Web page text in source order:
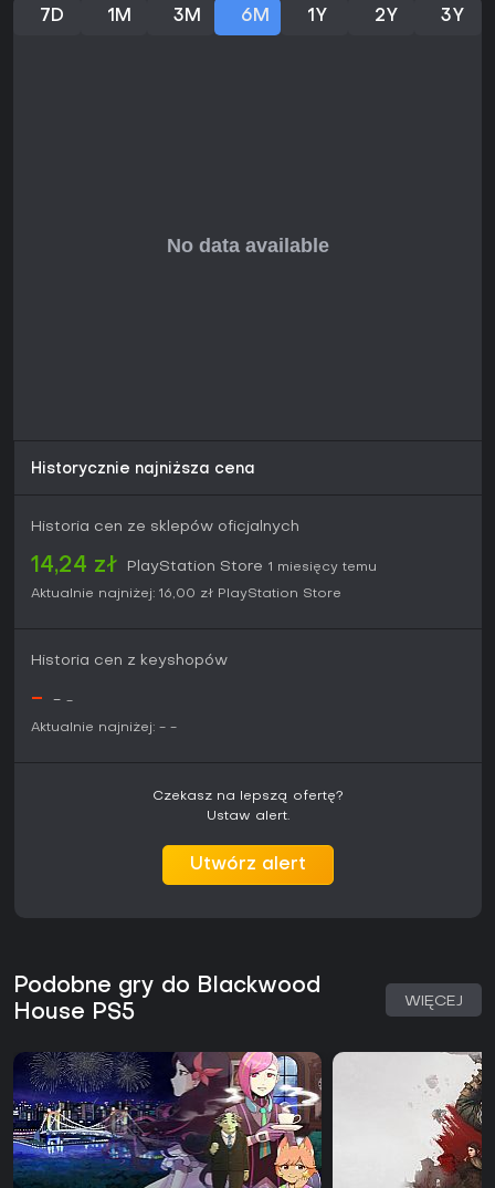
7D 1M 3M 6M 1Y 2Y 3Y
Historycznie najniższa cena
Historia cen ze sklepów oficjalnych
14,24 zł PlayStation Store 1 miesięcy temu
Aktualnie najniżej: 16,00 zł PlayStation Store
Historia cen z keyshopów
- - -
Aktualnie najniżej: - -
Czekasz na lepszą ofertę?
Ustaw alert.
Utwórz alert
Podobne gry do Blackwood
House PS5
WIĘCEJ